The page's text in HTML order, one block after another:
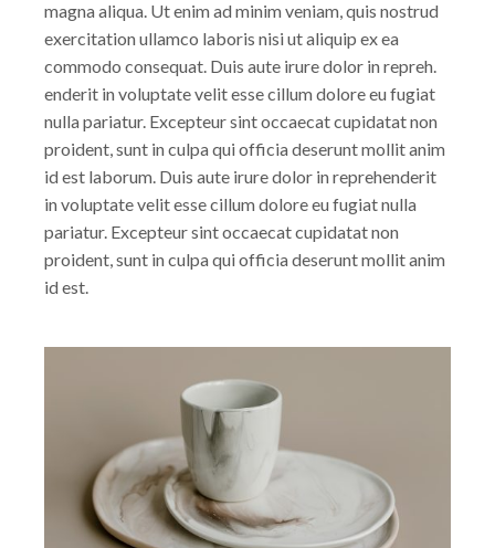
magna aliqua. Ut enim ad minim veniam, quis nostrud
exercitation ullamco laboris nisi ut aliquip ex ea
commodo consequat. Duis aute irure dolor in repreh.
enderit in voluptate velit esse cillum dolore eu fugiat
nulla pariatur. Excepteur sint occaecat cupidatat non
proident, sunt in culpa qui officia deserunt mollit anim
id est laborum. Duis aute irure dolor in reprehenderit
in voluptate velit esse cillum dolore eu fugiat nulla
pariatur. Excepteur sint occaecat cupidatat non
proident, sunt in culpa qui officia deserunt mollit anim
id est.